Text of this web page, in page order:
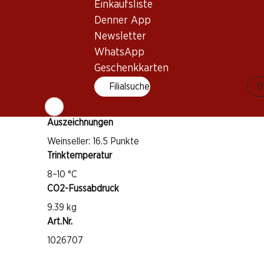
Einkaufsliste
Denner App
Newsletter
WhatsApp
Geschenkkarten
Filialsuche
Auszeichnungen
Weinseller: 16.5 Punkte
Trinktemperatur
8–10 °C
CO2-Fussabdruck
9.39 kg
Art.Nr.
1026707